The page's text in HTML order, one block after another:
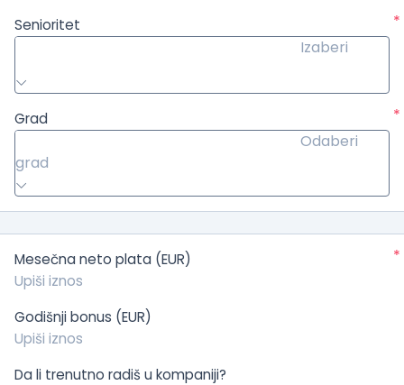
Senioritet
*
Izaberi
Grad
*
Odaberi
grad
Mesečna neto plata (EUR) *
Godišnji bonus (EUR)
Da li trenutno radiš u kompaniji?